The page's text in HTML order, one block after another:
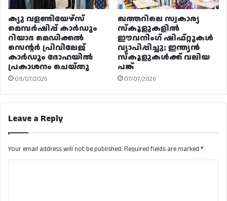
ക്യു വളണ്ടിയേഴ്‌സ്
മെമ്പർഷിപ്പ് കാർഡും
റിയാദ മെഡിക്കൽ
സെന്റർ പ്രിവിലേജ്
കാർഡും ദോഹയിൽ
പ്രകാശനം ചെയ്തു
09/07/2026
ഖത്തറിലെ സ്വകാര്യ
സ്കൂളുകളിൽ
ഈവനിംഗ് ഷിഫ്റ്റുകൾ
വ്യാപിപ്പിച്ചു; ഇന്ത്യൻ
സ്കൂളുകൾക്ക് വലിയ
പങ്ക്
07/07/2026
Leave a Reply
Your email address will not be published. Required fields are marked *